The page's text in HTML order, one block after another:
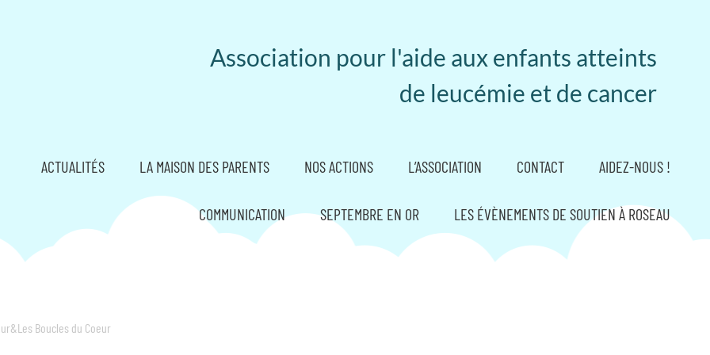
Association pour l'aide aux enfants atteints
de leucémie et de cancer
ACTUALITÉS LA MAISON DES PARENTS NOS ACTIONS L’ASSOCIATION CONTACT AIDEZ-NOUS !
COMMUNICATION SEPTEMBRE EN OR LES ÉVÈNEMENTS DE SOUTIEN À ROSEAU
Boucles du Coeur